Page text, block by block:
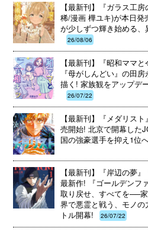
【最新刊】『ガラス工
稀/漫画 樺ユキ)が本日
が少しずつ輝き始める
26/08/06
【最新刊】『昭和ママ
『母がしんどい』の田
描く! 家族観をアップデ
26/07/22
【最新刊】『メダリス
売開始! 北京で開幕した
国の強豪選手を抑え1位
【最新刊】『岸辺の夢
最新作! 『ゴールデンフ
取り戻せ、すべてを──
界で悪霊と戦う、モノ
トル開幕!
26/07/22